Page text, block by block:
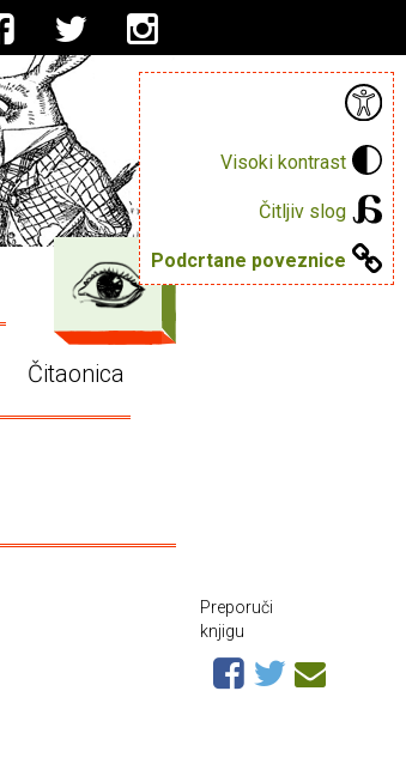
Visoki kontrast
Čitljiv slog
Podcrtane poveznice
Čitaonica
Preporuči
knjigu